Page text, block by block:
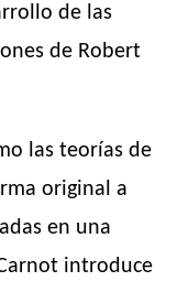
de las
de Robert
las teorías de
original a
en una
introduce